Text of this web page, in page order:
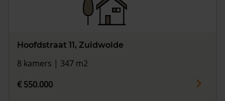
Hoofdstraat 11, Zuidwolde
8 kamers | 347 m2
€ 550.000